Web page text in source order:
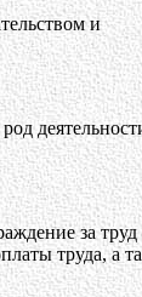
и
за труд
труда, а